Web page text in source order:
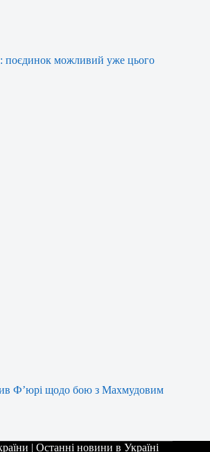
можливий уже цього
Ф’юрі щодо бою з Махмудовим
| Останні новини в Україні